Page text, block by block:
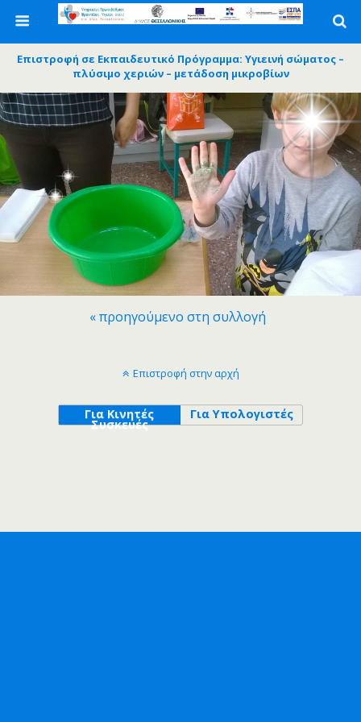
Επιστροφή σε Εκπαιδευτικό Πρόγραμμα: Υγιεινή σώματος –
πλύσιμο χεριών – μετάδοση μικροβίων
« προηγούμενο στη συλλογή
Επιστροφή στην αρχή
Για Κινητές
Συσκευές
Για Υπολογιστές